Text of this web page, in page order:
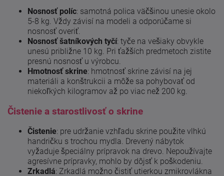
Nosnosť políc: samotná polica väčšinou unesie okolo
5-8 kg. Vždy závisí na modeli a odporúčame si
nosnosť overiť.
Nosnosť šatníkových tyčí: tyče na vešiaky obvykle
unesú približne 10 kg. Pri ťažších predmetoch zistite
presnú nosnosť u výrobcu.
Hmotnosť skrine: hmotnosť skrine závisí na jej
materiáli a konštrukcii a môže sa pohybovať od
niekoľkých kilogramov až po viac než 200 kg.
Čistenie a starostlivosť o skrine
Čistenie: pre udržanie vzhľadu skrine použite vlhkú
handričku s trochou mydla. Drevený nábytok
vyžaduje špeciálny prípravok na drevo. Nepoužívajte
agresívne prípravky, mohlo by dôjsť k poškodeniu.
Zrkadlá: Zrkadlá možno čistiť utierkou zmikrovlákna